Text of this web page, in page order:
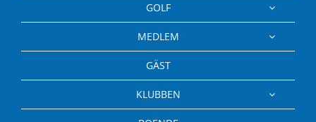
GOLF
MEDLEM
GÄST
KLUBBEN